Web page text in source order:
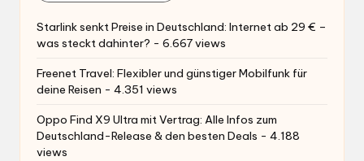
Starlink senkt Preise in Deutschland: Internet ab 29 € –
was steckt dahinter? - 6.667 views
Freenet Travel: Flexibler und günstiger Mobilfunk für
deine Reisen - 4.351 views
Oppo Find X9 Ultra mit Vertrag: Alle Infos zum
Deutschland-Release & den besten Deals - 4.188
views